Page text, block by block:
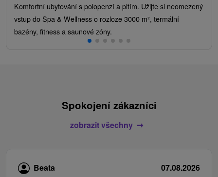
Komfortní ubytování s polopenzí a pitím. Užijte si neomezený
vstup do Spa & Wellness o rozloze 3000 m², termální
bazény, fitness a saunové zóny.
Spokojení zákazníci
zobrazit všechny
Beata
07.08.2026